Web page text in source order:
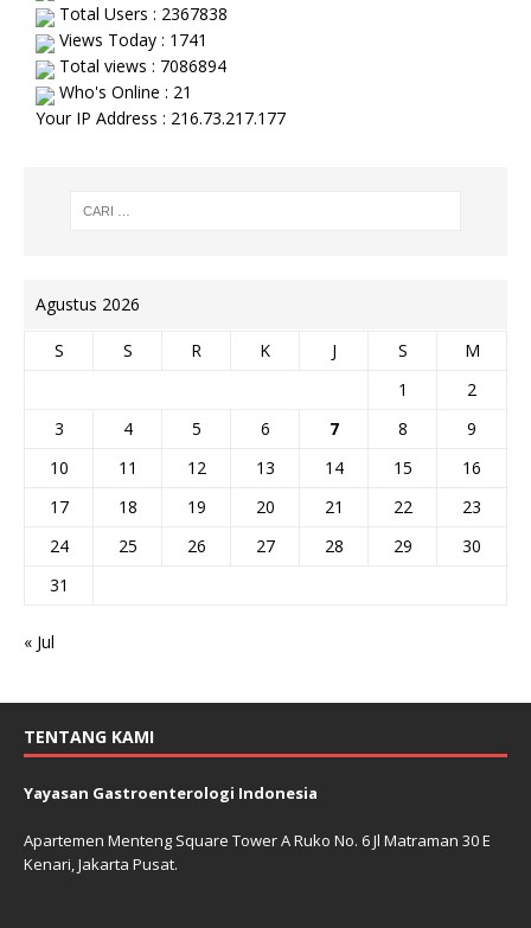
Total Users : 2367838
Views Today : 1741
Total views : 7086894
Who's Online : 21
Your IP Address : 216.73.217.177
Agustus 2026
S S R K J S
M
1
2
3
4 5 6 7 8
9
10
11 12 13 14 15
16
17
18 19 20 21 22
23
24
25 26 27 28 29
30
31
« Jul
TENTANG KAMI
Yayasan Gastroenterologi Indonesia
Apartemen Menteng Square Tower A Ruko No. 6 Jl Matraman 30 E
Kenari, Jakarta Pusat.